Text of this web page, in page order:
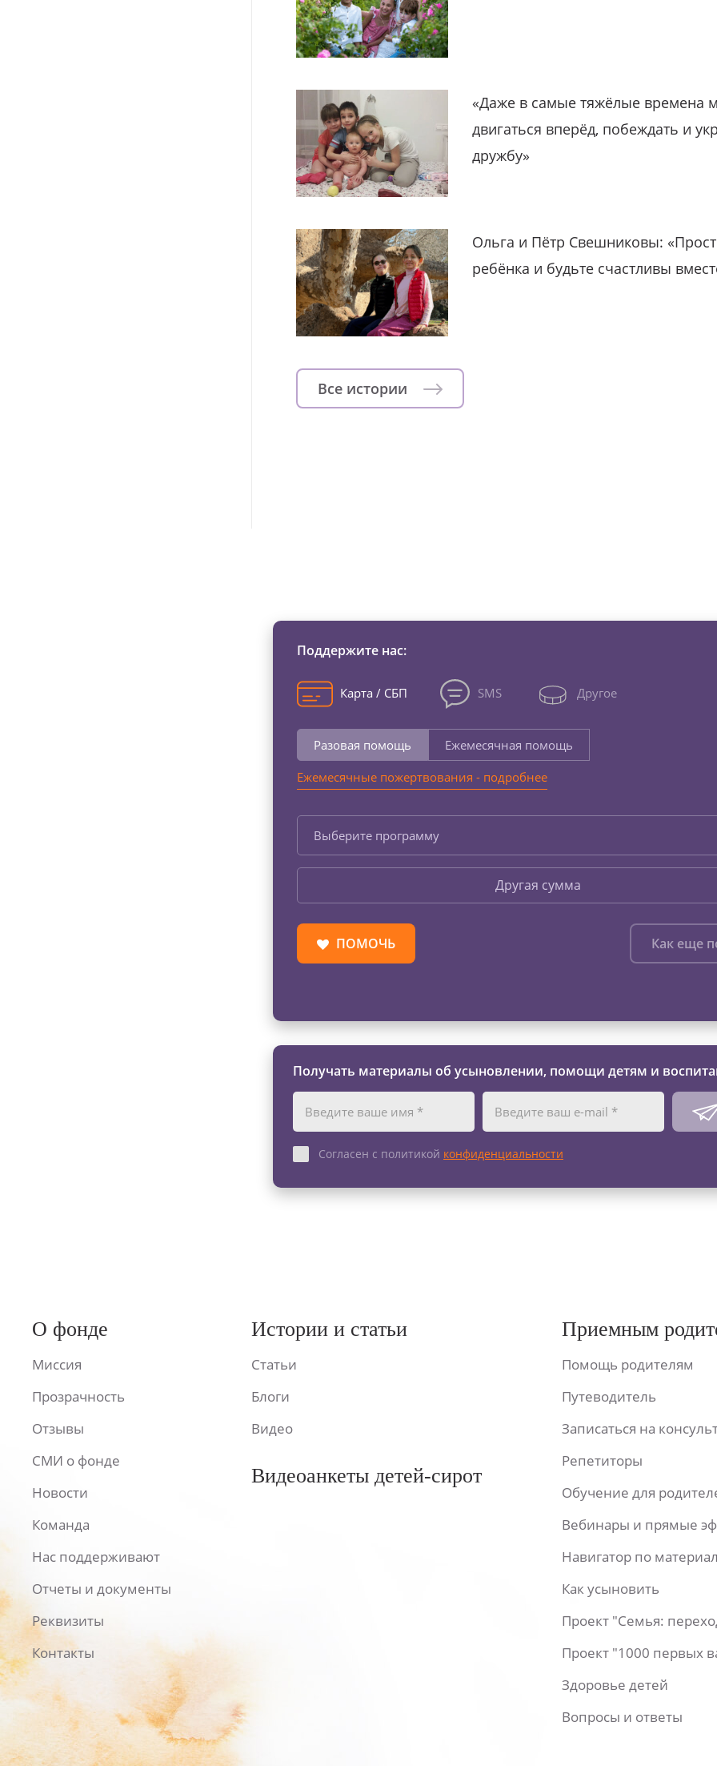
«Даже в самые тяжёлые времена
двигаться вперёд, побеждать и
дружбу»
Ольга и Пётр Свешниковы:
ребёнка и будьте счастливы
Все истории
Поддержите нас:
Карта / СБП SMS Другое
Разовая помощь
Ежемесячная помощь
Ежемесячные пожертвования - подробнее
Выберите программу
Другая сумма
ПОМОЧЬ Как еще
Получать материалы об усыновлении, помощи детям и
Согласен с политикой конфиденциальности
О фонде
Миссия
Прозрачность
Отзывы
СМИ о фонде
Новости
Команда
Нас поддерживают
Отчеты и документы
Реквизиты
Контакты
Истории и статьи
Статьи
Блоги
Видео
Видеоанкеты детей-сирот
Приемным
Помощь родителям
Путеводитель
Записаться на
Репетиторы
Обучение для
Вебинары и прямые
Навигатор по
Как усыновить
Проект "Семья:
Проект "1000 первых
Здоровье детей
Вопросы и ответы